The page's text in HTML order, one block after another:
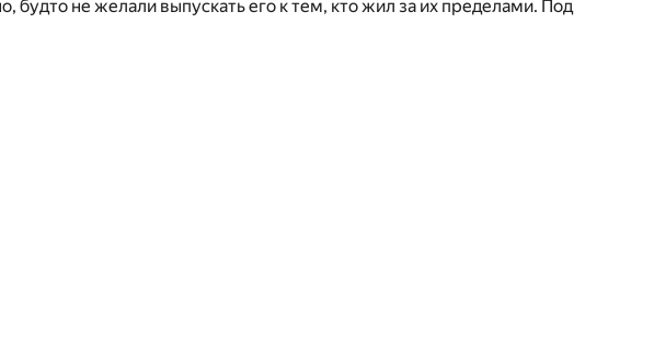
будто не желали выпускать его к тем, кто жил за их пределами. Под